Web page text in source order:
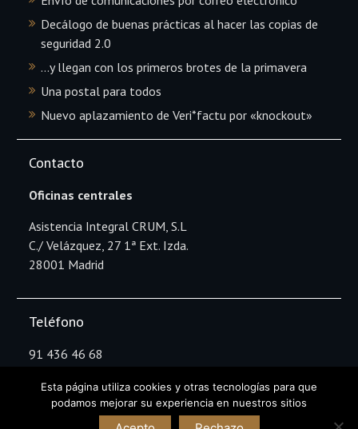
Decálogo de buenas prácticas al hacer las copias de
seguridad 2.0
…y llegan con los primeros brotes de la primavera
Una postal para todos
Nuevo aplazamiento de Veri*factu por «knockout»
Contacto
Oficinas centrales
Asistencia Integral CRUM, S.L
C./ Velázquez, 27 1ª Ext. Izda.
28001 Madrid
Teléfono
91 436 46 68
Copyright Asistencia Integral CRUM © All rights
Esta página utiliza cookies y otras tecnologías para que
podamos mejorar su experiencia en nuestros sitios